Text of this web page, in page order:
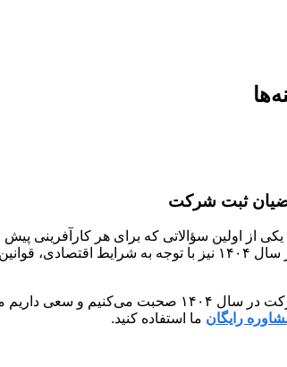
از اولین سؤالاتی که برای هر کارآفرینی
مختلفی بستگی دارد و نمی‌توان یک عدد مشخص و قطعی برای آن
، به‌صورت کامل و کاربردی، درباره هزینه ثبت
رایگان ما استفاده کنید.